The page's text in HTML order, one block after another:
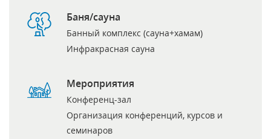
Баня/сауна
Банный комплекс (сауна+хамам)
Инфракрасная сауна
Мероприятия
Конференц-зал
Организация конференций, курсов и
семинаров